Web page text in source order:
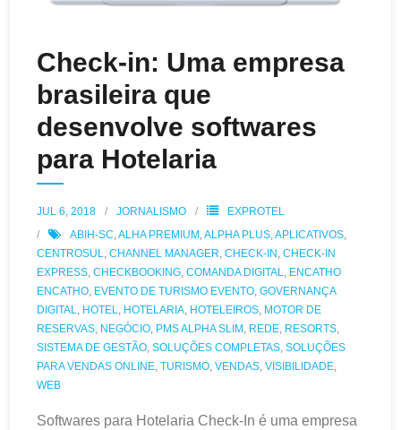
Check-in: Uma empresa
brasileira que
desenvolve softwares
para Hotelaria
JUL 6, 2018 JORNALISMO
EXPROTEL
ABIH-SC,ALHA PREMIUM ,ALPHA PLUS,APLICATIVOS,
CENTROSUL, CHANNEL MANAGER, CHECK-IN , CHECK-IN
EXPRESS, CHECKBOOKING, COMANDA DIGITAL, ENCATHO
ENCATHO, EVENTO DE TURISMO EVENTO, GOVERNANÇA
DIGITAL, HOTEL, HOTELARIA, HOTELEIROS, MOTOR DE
RESERVAS, NEGÓCIO, PMS ALPHA SLIM , REDE, RESORTS,
SISTEMA DE GESTÃO, SOLUÇÕES COMPLETAS, SOLUÇÕES
PARA VENDAS ONLINE, TURISMO, VENDAS, VISIBILIDADE,
WEB
Softwares para Hotelaria Check-In é uma empresa